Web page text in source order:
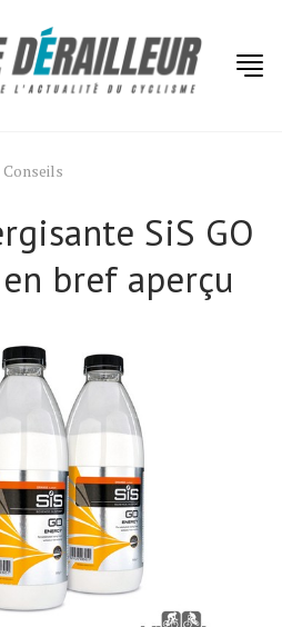
Conseils
SiS GO
bref aperçu